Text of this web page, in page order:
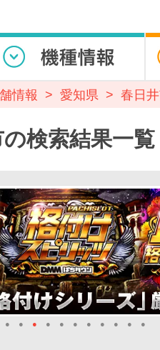
情報 愛知県 春日
検索結果一覧
● ● ● ● ● ● ● ● ● ● ●